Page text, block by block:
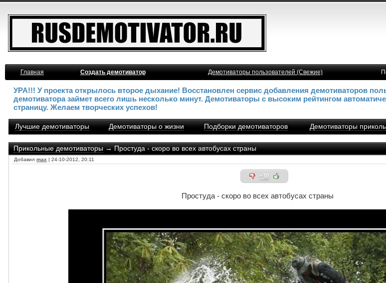
Главная
Создать демотиватор Демотиваторы пользователей (Свежие)
УРА!!! У проекта открылось второе дыхание! Восстановлен сервис добавления демотиваторов
демотиватора займет всего лишь несколько минут. Демотиваторы с высоким рейтингом
страницу. Желаем творческих успехов!
Лучшие демотиваторы Демотиваторы о жизни Подборки демотиваторов Демотиваторы
Прикольные демотиваторы→ Простуда - скоро во всех автобусах страны
Добавил max | 24-10-2012, 20:11
+30
Простуда - скоро во всех автобусах страны